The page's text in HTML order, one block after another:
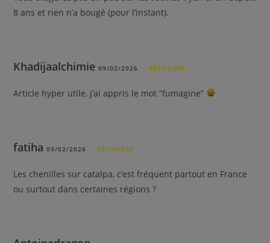
8 ans et rien n’a bougé (pour l’instant).
Khadijaalchimie09/02/2026 RÉPONDRE
Article hyper utile, j’ai appris le mot “fumagine”
fatiha09/02/2026 RÉPONDRE
Les chenilles sur catalpa, c’est fréquent partout en France
ou surtout dans certaines régions ?